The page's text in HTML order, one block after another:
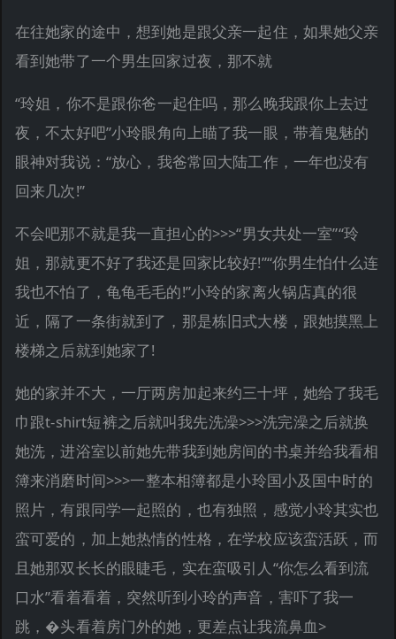
在往她家的途中，想到她是跟父亲一起住，如果她父亲
看到她带了一个男生回家过夜，那不就
“玲姐，你不是跟你爸一起住吗，那么晚我跟你上去过
夜，不太好吧”小玲眼角向上瞄了我一眼，带着鬼魅的
眼神对我说：“放心，我爸常回大陆工作，一年也没有
回来几次!”
不会吧那不就是我一直担心的>>>“男女共处一室”“玲
姐，那就更不好了我还是回家比较好!”“你男生怕什么连
我也不怕了，龟龟毛毛的!”小玲的家离火锅店真的很
近，隔了一条街就到了，那是栋旧式大楼，跟她摸黑上
楼梯之后就到她家了!
她的家并不大，一厅两房加起来约三十坪，她给了我毛
巾跟t-shirt短裤之后就叫我先洗澡>>>洗完澡之后就换
她洗，进浴室以前她先带我到她房间的书桌并给我看相
簿来消磨时间>>>一整本相簿都是小玲国小及国中时的
照片，有跟同学一起照的，也有独照，感觉小玲其实也
蛮可爱的，加上她热情的性格，在学校应该蛮活跃，而
且她那双长长的眼睫毛，实在蛮吸引人“你怎么看到流
口水”看着看着，突然听到小玲的声音，害吓了我一
跳，�头看着房门外的她，更差点让我流鼻血>